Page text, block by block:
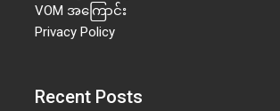
VOM အကြောင်း
Privacy Policy
Recent Posts